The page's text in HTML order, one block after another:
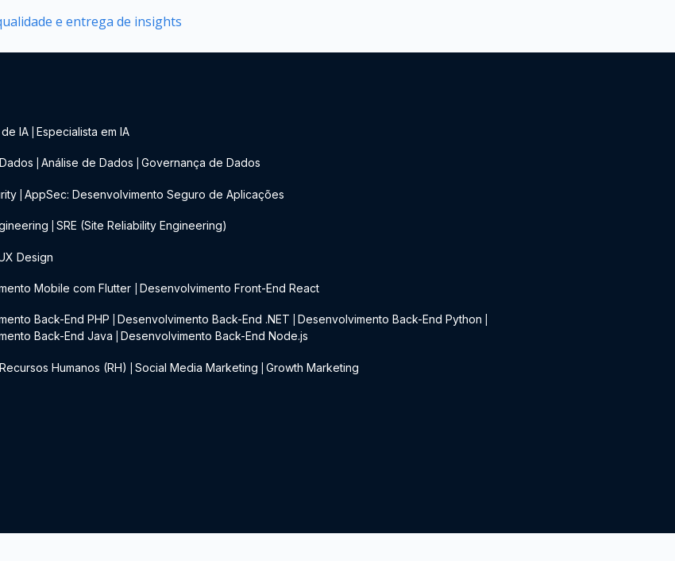
e entrega de insights
IA Especialista em IA
Análise de Dados Governança de Dados
AppSec: Desenvolvimento Seguro de Aplicações
SRE (Site Reliability Engineering)
Design
Mobile com Flutter Desenvolvimento Front-End React
Back-End PHP Desenvolvimento Back-End .NET Desenvolvimento Back-End Python
Back-End Java Desenvolvimento Back-End Node.js
Recursos Humanos (RH) Social Media Marketing Growth Marketing